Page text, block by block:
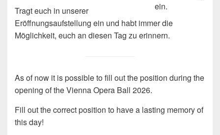
ein.
Tragt euch in unserer
Eröffnungsaufstellung ein und habt immer die
Möglichkeit, euch an diesen Tag zu erinnern.
As of now it is possible to fill out the position during the
opening of the Vienna Opera Ball 2026.
Fill out the correct position to have a lasting memory of
this day!